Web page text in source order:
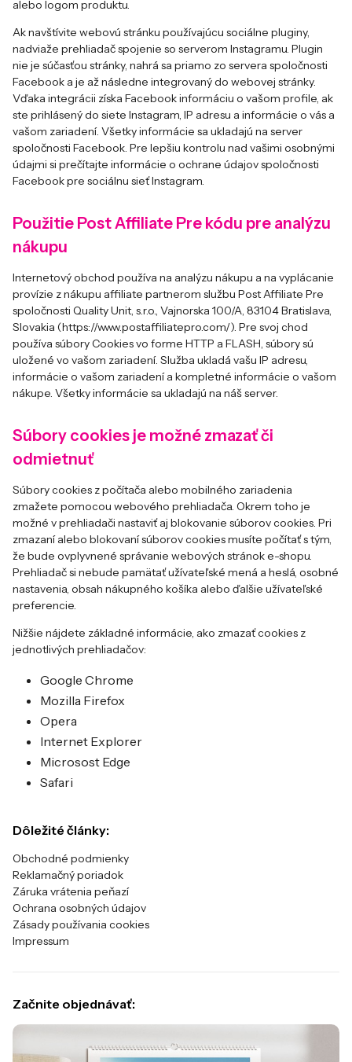
alebo logom produktu.
Ak navštívite webovú stránku používajúcu sociálne pluginy,
nadviaže prehliadač spojenie so serverom Instagramu. Plugin
nie je súčasťou stránky, nahrá sa priamo zo servera spoločnosti
Facebook a je až následne integrovaný do webovej stránky.
Vďaka integrácii získa Facebook informáciu o vašom profile, ak
ste prihlásený do siete Instagram, IP adresu a informácie o vás a
vašom zariadení. Všetky informácie sa ukladajú na server
spoločnosti Facebook. Pre lepšiu kontrolu nad vašimi osobnými
údajmi si prečítajte informácie o ochrane údajov spoločnosti
Facebook pre sociálnu sieťInstagram.
Použitie Post Affiliate Pre kódu pre analýzu
nákupu
Internetový obchod používa na analýzu nákupu a na vyplácanie
provízie z nákupu affiliate partnerom službu Post Affiliate Pre
spoločnosti Quality Unit, s.r.o., Vajnorska 100/A, 83104 Bratislava,
Slovakia (https://www.postaffiliatepro.com/). Pre svoj chod
používa súbory Cookies vo forme HTTP a FLASH, súbory sú
uložené vo vašom zariadení. Služba ukladá vašu IP adresu,
informácie o vašom zariadení a kompletné informácie o vašom
nákupe. Všetky informácie sa ukladajú na náš server.
Súbory cookies je možné zmazať či
odmietnuť
Súbory cookies z počítača alebo mobilného zariadenia
zmažete pomocou webového prehliadača. Okrem toho je
možné v prehliadači nastaviť aj blokovanie súborov cookies. Pri
zmazaní alebo blokovaní súborov cookies musíte počítať s tým,
že bude ovplyvnené správanie webových stránok e-shopu.
Prehliadač si nebude pamätať užívateľské mená a heslá, osobné
nastavenia, obsah nákupného košíka alebo ďalšie užívateľské
preferencie.
Nižšie nájdete základné informácie, ako zmazať cookies z
jednotlivých prehliadačov:
Google Chrome
Mozilla Firefox
Opera
Internet Explorer
Microsost Edge
Safari
Dôležité články:
Obchodné podmienky
Reklamačný poriadok
Záruka vrátenia peňazí
Ochrana osobných údajov
Zásady používania cookies
Impressum
Začnite objednávať: